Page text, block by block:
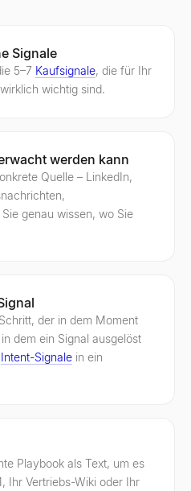
Signale
5–7 Kaufsignale, die für Ihr
wichtig sind.
werden kann
Quelle – LinkedIn,
genau wissen, wo Sie
der in dem Moment
dem ein Signal ausgelöst
Intent-Signale in ein
Playbook als Text, um es
Ihr Vertriebs-Wiki oder Ihr